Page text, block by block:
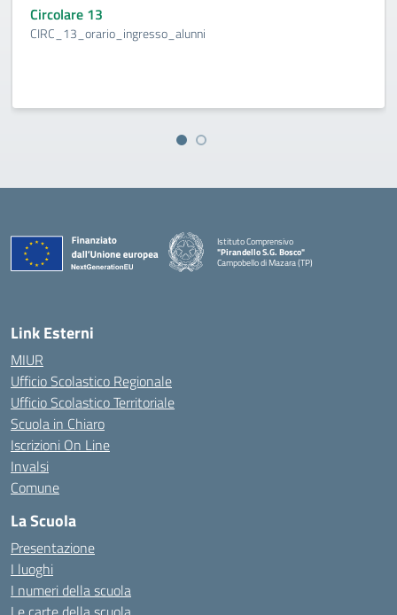
Circolare 13
CIRC_13_orario_ingresso_alunni
Istituto Comprensivo
"Pirandello S.G. Bosco"
Campobello di Mazara (TP)
— Visita la pagina iniziale della scuola
Link Esterni
MIUR
Ufficio Scolastico Regionale
Ufficio Scolastico Territoriale
Scuola in Chiaro
Iscrizioni On Line
Invalsi
Comune
La Scuola
Presentazione
I luoghi
I numeri della scuola